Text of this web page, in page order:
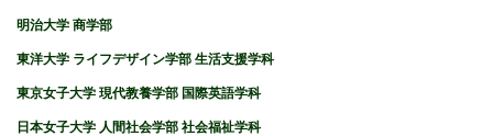
明治大学 商学部
東洋大学 ライフデザイン学部 生活支援学科
東京女子大学 現代教養学部 国際英語学科
日本女子大学 人間社会学部 社会福祉学科